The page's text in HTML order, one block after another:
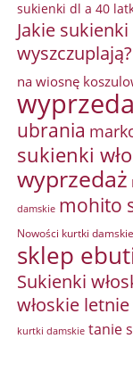
sukienki dl a 40
Jakie sukienki
wyszczuplają?
na wiosnę
ubrania
sukienki
wyprzedaż
damskie mohito
Nowości kurtki damskie
sklep
Sukienki
włoskie letnie
kurtki damskie tanie